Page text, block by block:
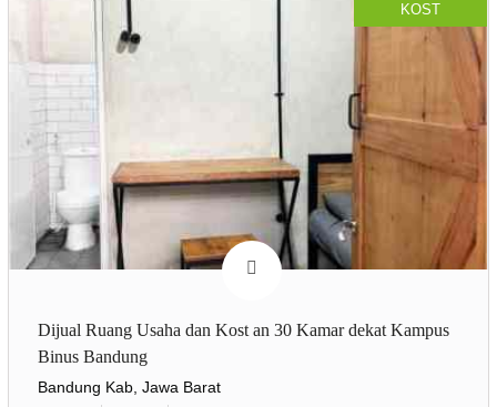
KOST
Dijual Ruang Usaha dan Kost an 30 Kamar dekat Kampus
Binus Bandung
Bandung Kab, Jawa Barat